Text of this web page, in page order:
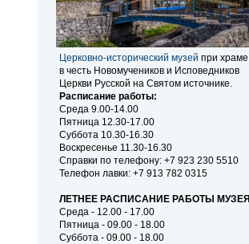
Церковно-исторический музей при храме
в честь Новомучеников и Исповедников
Церкви Русской на Святом источнике.
Расписание работы:
Среда 9.00-14.00
Пятница 12.30-17.00
Суббота 10.30-16.30
Воскресенье 11.30-16.30
Справки по телефону: +7 923 230 5510
Телефон лавки: +7 913 782 0315
ЛЕТНЕЕ РАСПИСАНИЕ РАБОТЫ МУЗЕЯ
Среда - 12.00 - 17.00
Пятница - 09.00 - 18.00
Суббота - 09.00 - 18.00